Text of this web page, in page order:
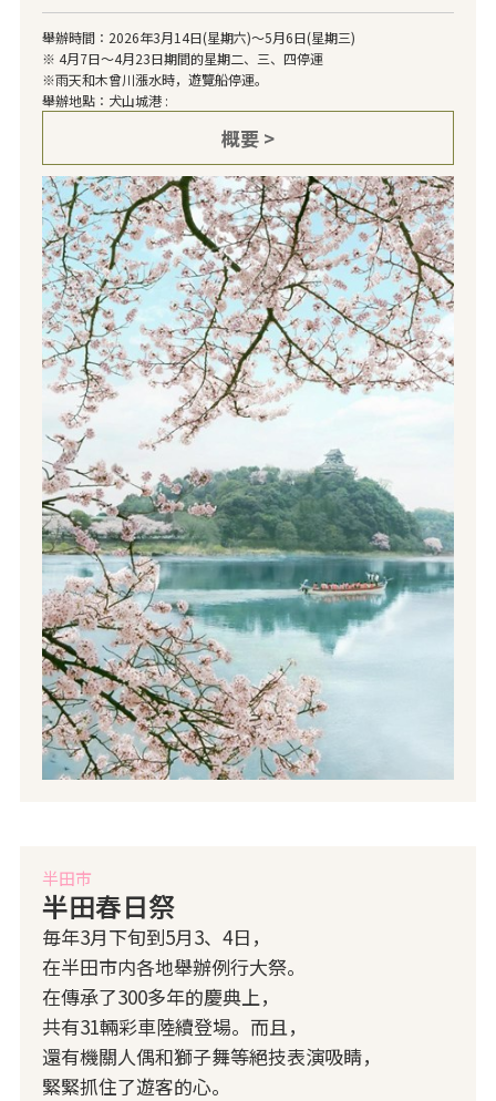
舉辦時間：2026年3月14日(星期六)～5月6日(星期三)
※ 4月7日～4月23日期間的星期二、三、四停運
※雨天和木曾川漲水時，遊覽船停運。
舉辦地點：犬山城港 :
概要 >
半田市
半田春日祭
毎年3月下旬到5月3、4日，
在半田市内各地舉辦例行大祭。
在傳承了300多年的慶典上，
共有31輛彩車陸續登場。而且，
還有機關人偶和獅子舞等絕技表演吸睛，
緊緊抓住了遊客的心。